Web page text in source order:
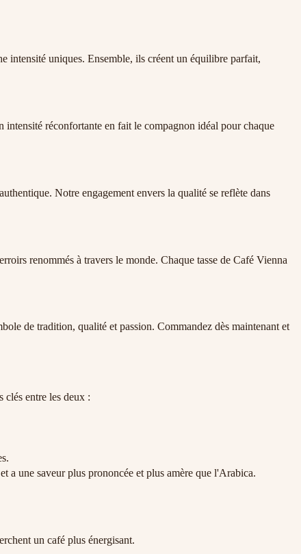
intensité uniques. Ensemble, ils créent un équilibre parfait,
intensité réconfortante en fait le compagnon idéal pour chaque
Notre engagement envers la qualité se reflète dans
renommés à travers le monde. Chaque tasse de Café Vienna
de tradition, qualité et passion. Commandez dès maintenant et
clés entre les deux :
a une saveur plus prononcée et plus amère que l'Arabica.
un café plus énergisant.